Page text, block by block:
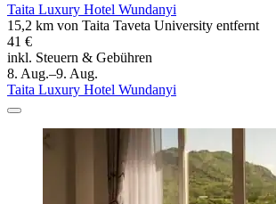
Taita Luxury Hotel Wundanyi
15,2 km von Taita Taveta University entfernt
41 €
inkl. Steuern & Gebühren
8. Aug.–9. Aug.
Taita Luxury Hotel Wundanyi